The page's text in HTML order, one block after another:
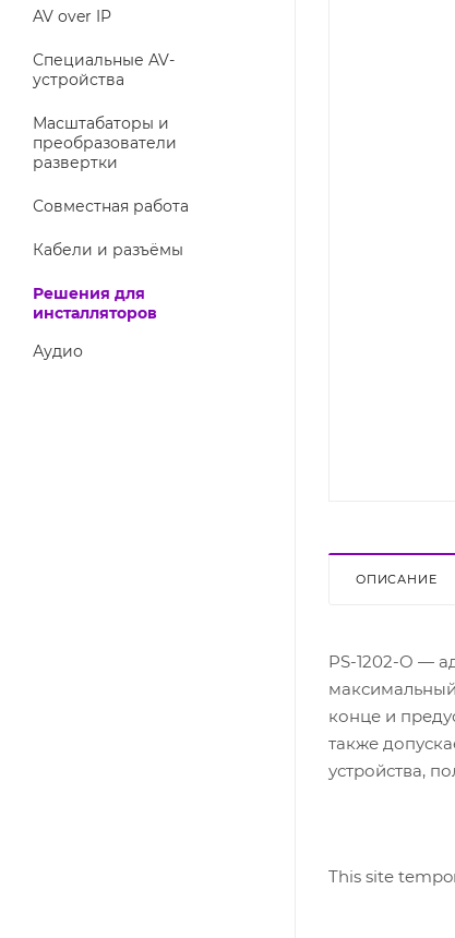
AV over IP
Специальные AV-
устройства
Масштабаторы и
преобразователи
развертки
Совместная работа
Кабели и разъёмы
Решения для
инсталляторов
Аудио
ОПИСАНИЕ
PS-1202-O —
конце и
также
устройства,
This site